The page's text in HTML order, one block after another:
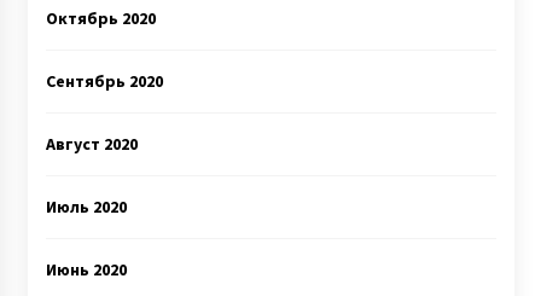
Октябрь 2020
Сентябрь 2020
Август 2020
Июль 2020
Июнь 2020